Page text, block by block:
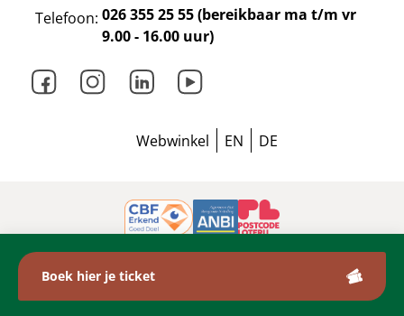
Boek hier je ticket
Telefoon: 026 355 25 55 (bereikbaar ma t/m vr
9.00 - 16.00 uur)
Webwinkel
EN DE
Disclaimer